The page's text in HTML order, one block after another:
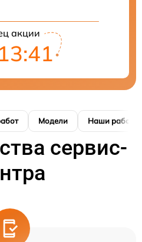
акции
Модели Наши работы
сервис-